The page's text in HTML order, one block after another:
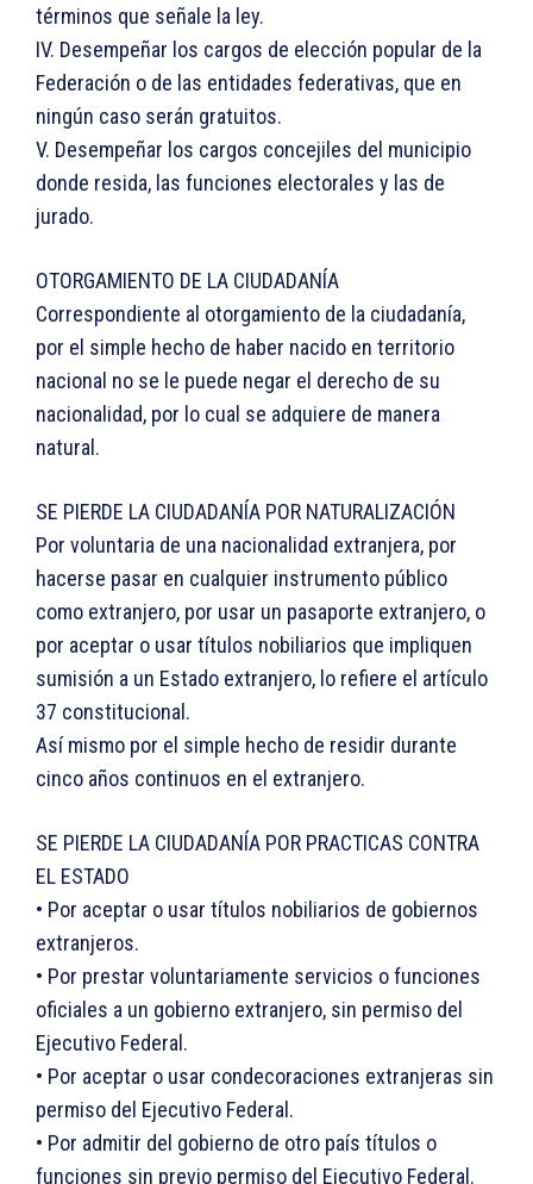
términos que señale la ley.
IV. Desempeñar los cargos de elección popular de la
Federación o de las entidades federativas, que en
ningún caso serán gratuitos.
V. Desempeñar los cargos concejiles del municipio
donde resida, las funciones electorales y las de
jurado.
OTORGAMIENTO DE LA CIUDADANÍA
Correspondiente al otorgamiento de la ciudadanía,
por el simple hecho de haber nacido en territorio
nacional no se le puede negar el derecho de su
nacionalidad, por lo cual se adquiere de manera
natural.
SE PIERDE LA CIUDADANÍA POR NATURALIZACIÓN
Por voluntaria de una nacionalidad extranjera, por
hacerse pasar en cualquier instrumento público
como extranjero, por usar un pasaporte extranjero, o
por aceptar o usar títulos nobiliarios que impliquen
sumisión a un Estado extranjero, lo refiere el artículo
37 constitucional.
Así mismo por el simple hecho de residir durante
cinco años continuos en el extranjero.
SE PIERDE LA CIUDADANÍA POR PRACTICAS CONTRA
EL ESTADO
• Por aceptar o usar títulos nobiliarios de gobiernos
extranjeros.
• Por prestar voluntariamente servicios o funciones
oficiales a un gobierno extranjero, sin permiso del
Ejecutivo Federal.
• Por aceptar o usar condecoraciones extranjeras sin
permiso del Ejecutivo Federal.
• Por admitir del gobierno de otro país títulos o
funciones sin previo permiso del Ejecutivo Federal.